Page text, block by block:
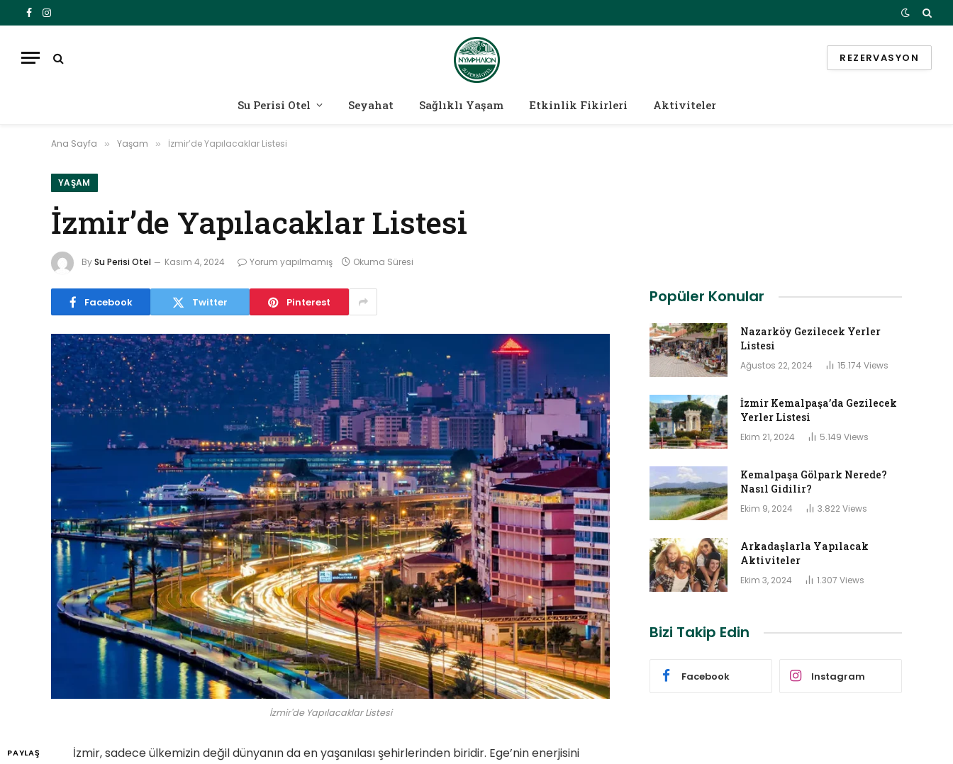
Facebook
Instagram
REZERVASYON
Su Perisi Otel Seyahat Sağlıklı Yaşam Etkinlik Fikirleri Aktiviteler
Ana Sayfa » Yaşam » İzmir’de Yapılacaklar Listesi
YAŞAM
İzmir’de Yapılacaklar Listesi
BySu Perisi Otel Kasım 4, 2024 Yorum yapılmamış Okuma Süresi
Facebook Twitter Pinterest
İzmir'de Yapılacaklar Listesi
PAYLAŞ
İzmir, sadece ülkemizin değil dünyanın da en yaşanılası şehirlerinden biridir. Ege’nin enerjisini
Popüler Konular
Nazarköy Gezilecek Yerler
Listesi
Ağustos 22, 2024 15.174 Views
İzmir Kemalpaşa’da Gezilecek
Yerler Listesi
Ekim 21, 2024 5.149 Views
Kemalpaşa Gölpark Nerede?
Nasıl Gidilir?
Ekim 9, 2024 3.822Views
Arkadaşlarla Yapılacak
Aktiviteler
Ekim 3, 2024 1.307 Views
Bizi Takip Edin
Facebook Instagram